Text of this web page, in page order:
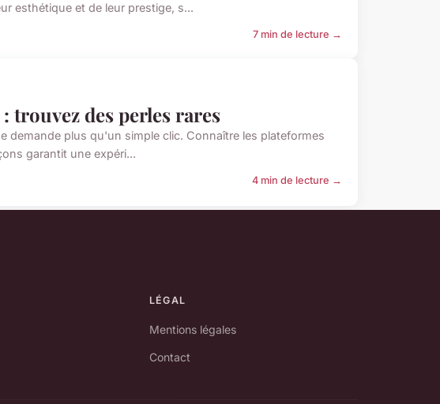
esthétique et de leur prestige, s...
7 min de lecture →
trouvez des perles rares
demande plus qu'un simple clic. Connaître les plateformes
garantit une expéri...
4 min de lecture →
LÉGAL
Mentions légales
Contact